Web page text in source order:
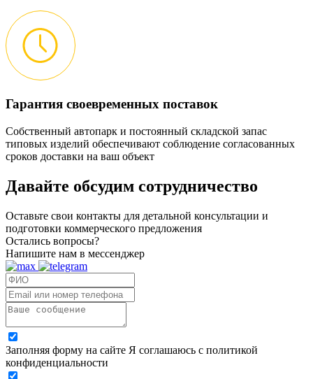
Гарантия своевременных поставок
Собственный автопарк и постоянный складской запас
типовых изделий обеспечивают соблюдение согласованных
сроков доставки на ваш объект
Давайте обсудим сотрудничество
Оставьте свои контакты для детальной консультации и
подготовки коммерческого предложения
Остались вопросы?
Напишите нам в мессенджер
Заполняя форму на сайте Я соглашаюсь с политикой
конфиденциальности